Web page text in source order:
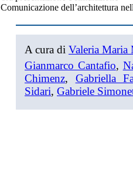
Comunicazione dell’architettura
A cura di Valeria Maria
Gianmarco Cantafio,
Chimenz, Gabriella
Sidari, Gabriele